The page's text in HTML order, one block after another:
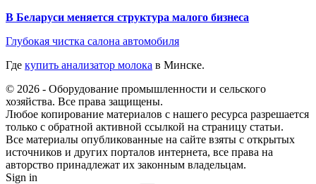
В Беларуси меняется структура малого бизнеса
Глубокая чистка салона автомобиля
Где купить анализатор молока в Минске.
© 2026 - Оборудование промышленности и сельского
хозяйства. Все права защищены.
Любое копирование материалов с нашего ресурса разрешается
только с обратной активной ссылкой на страницу статьи.
Все материалы опубликованные на сайте взяты с открытых
источников и других порталов интернета, все права на
авторство принадлежат их законным владельцам.
Sign in